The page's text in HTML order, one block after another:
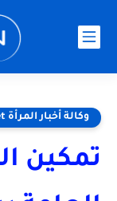
وكالة أخبار المرأة www.wonews.net info@wonews.net
تمكين